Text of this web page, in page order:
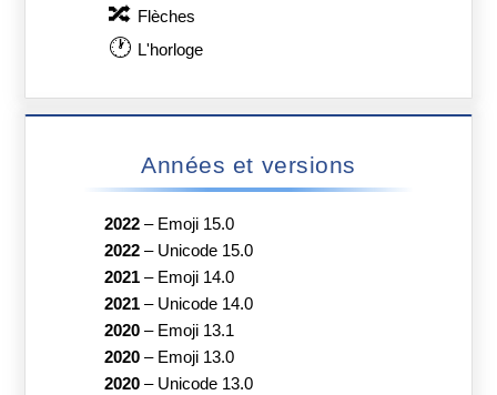
🔀 Flèches
🕐 L'horloge
Années et versions
2022– Emoji 15.0
2022– Unicode 15.0
2021– Emoji 14.0
2021– Unicode 14.0
2020– Emoji 13.1
2020– Emoji 13.0
2020– Unicode 13.0